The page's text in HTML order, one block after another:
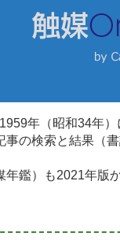
年（昭和34年
の検索と結果（
年鑑）も2021年